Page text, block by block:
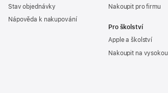
Stav objednávky
Nápověda k nakupování
Nakoupit pro firmu
Pro školství
Apple a školství
Nakoupit na vysokou